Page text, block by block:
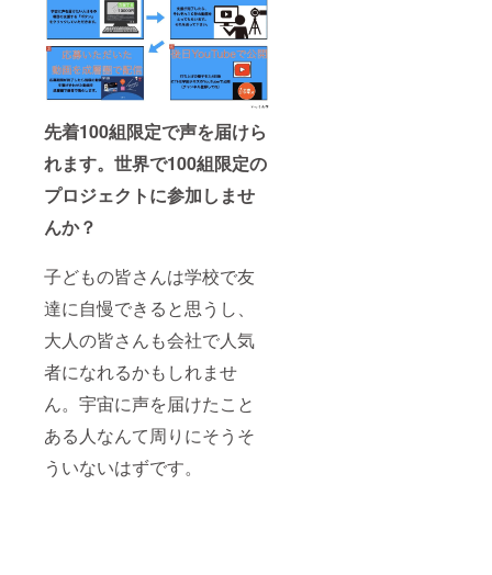
先着100組限定で声を届けら
れます。世界で100組限定の
プロジェクトに参加しませ
んか？
子どもの皆さんは学校で友
達に自慢できると思うし、
大人の皆さんも会社で人気
者になれるかもしれませ
ん。宇宙に声を届けたこと
ある人なんて周りにそうそ
ういないはずです。